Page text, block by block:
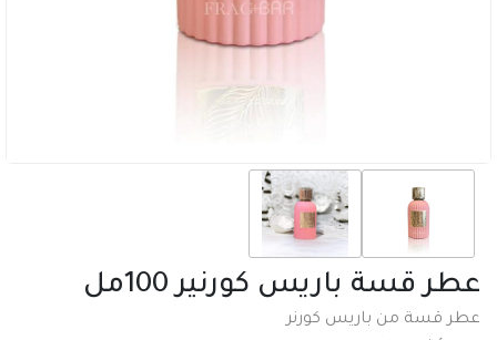
عطر قسة باريس كورنير 100مل
عطر قسة من باريس كورنر